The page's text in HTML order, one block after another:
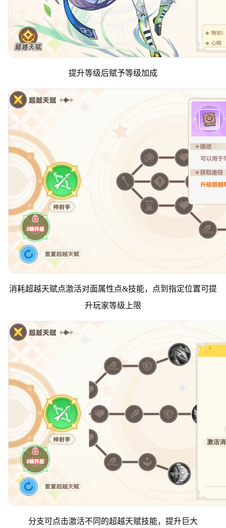
提升等级后赋予等级加成
消耗超越天赋点激活对面属性点&技能，点到指定位置可提
升玩家等级上限
分支可点击激活不同的超越天赋技能，提升巨大